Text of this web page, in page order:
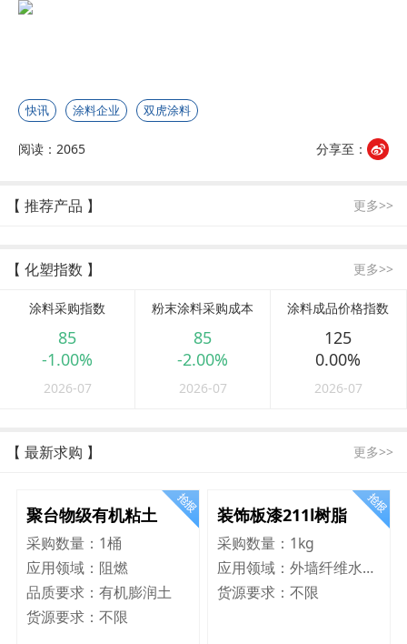
快讯 涂料企业 双虎涂料
阅读：2065 分享至：
【 推荐产品 】 更多>>
【 化塑指数 】 更多>>
涂料采购指数
85
-1.00%
2026-07
粉末涂料采购成本
85
-2.00%
2026-07
涂料成品价格指数
125
0.00%
2026-07
【 最新求购 】 更多>>
聚台物级有机粘土
采购数量： 1桶
应用领域： 阻燃
品质要求： 有机膨润土
货源要求： 不限
装饰板漆211l树脂
采购数量： 1kg
应用领域：
外墙纤维水泥板
货源要求：不限